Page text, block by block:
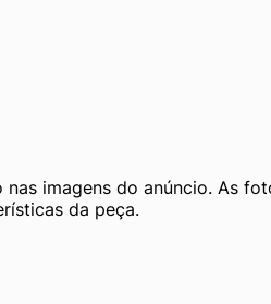
imagens do anúncio. As
da peça.